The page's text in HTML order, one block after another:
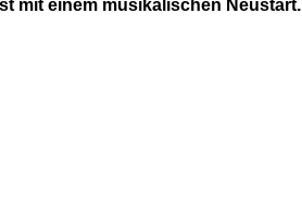
mit einem musikalischen Neustart.